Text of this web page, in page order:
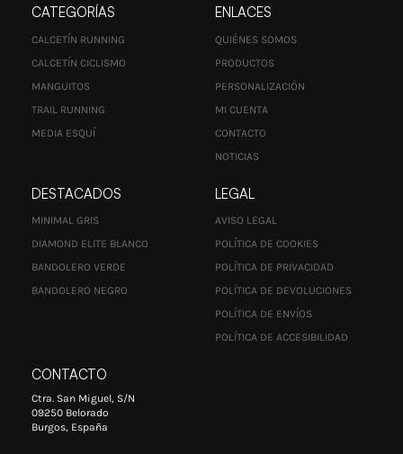
CATEGORÍAS
CALCETÍN RUNNING
CALCETÍN CICLISMO
MANGUITOS
TRAIL RUNNING
MEDIA ESQUÍ
ENLACES
QUIÉNES SOMOS
PRODUCTOS
PERSONALIZACIÓN
MI CUENTA
CONTACTO
NOTICIAS
DESTACADOS
MINIMAL GRIS
DIAMOND ELITE BLANCO
BANDOLERO VERDE
BANDOLERO NEGRO
LEGAL
AVISO LEGAL
POLÍTICA DE COOKIES
POLÍTICA DE PRIVACIDAD
POLÍTICA DE DEVOLUCIONES
POLÍTICA DE ENVÍOS
POLÍTICA DE ACCESIBILIDAD
CONTACTO
Ctra. San Miguel, S/N
09250 Belorado
Burgos, España